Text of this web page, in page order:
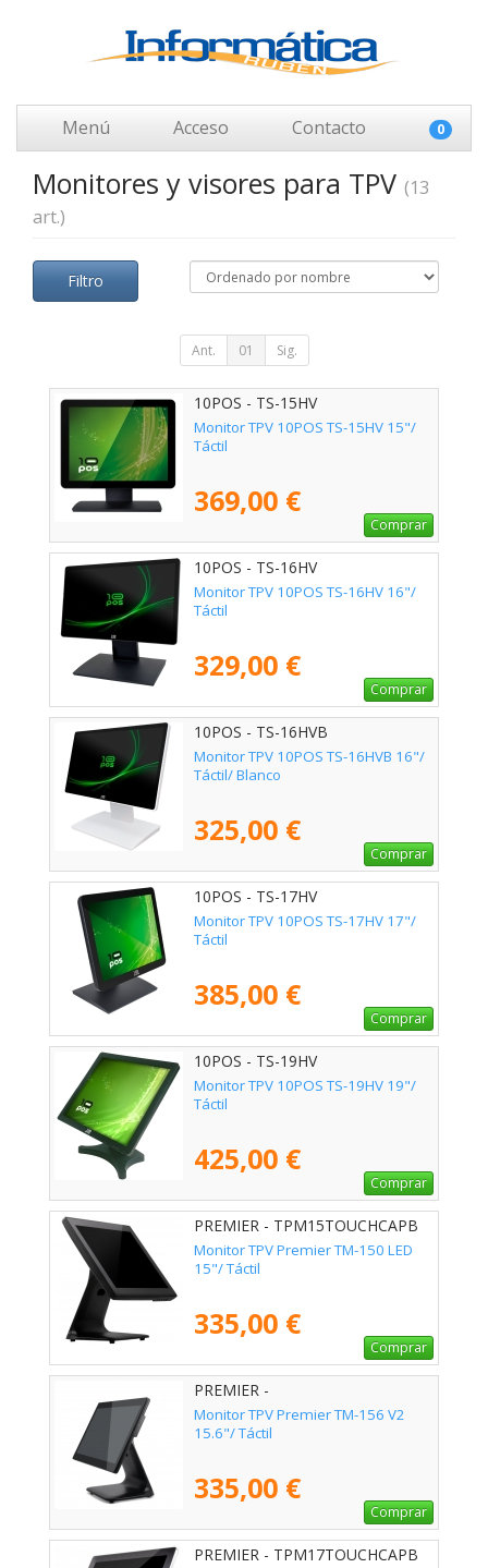
Menú Acceso Contacto 0
Monitores y visores para TPV (13
art.)
Filtro
Ant. 01 Sig.
10POS - TS-15HV
Monitor TPV 10POS TS-15HV 15"/
Táctil
369,00 €
Comprar
10POS - TS-16HV
Monitor TPV 10POS TS-16HV 16"/
Táctil
329,00 €
Comprar
10POS - TS-16HVB
Monitor TPV 10POS TS-16HVB 16"/
Táctil/ Blanco
325,00 €
Comprar
10POS - TS-17HV
Monitor TPV 10POS TS-17HV 17"/
Táctil
385,00 €
Comprar
10POS - TS-19HV
Monitor TPV 10POS TS-19HV 19"/
Táctil
425,00 €
Comprar
PREMIER - TPM15TOUCHCAPB
Monitor TPV Premier TM-150 LED
15"/ Táctil
335,00 €
Comprar
PREMIER -
TPM156TOUCHCAPB1
Monitor TPV Premier TM-156 V2
15.6"/ Táctil
335,00 €
Comprar
PREMIER - TPM17TOUCHCAPB